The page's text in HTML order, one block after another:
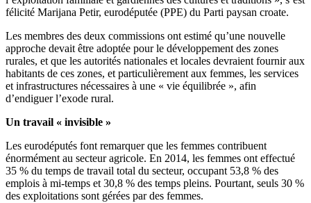
félicité Marijana Petir, eurodéputée (PPE) du Parti paysan croate.
Les membres des deux commissions ont estimé qu’une nouvelle
approche devait être adoptée pour le développement des zones
rurales, et que les autorités nationales et locales devraient fournir aux
habitants de ces zones, et particulièrement aux femmes, les services
et infrastructures nécessaires à une « vie équilibrée », afin
d’endiguer l’exode rural.
Un travail « invisible »
Les eurodéputés font remarquer que les femmes contribuent
énormément au secteur agricole. En 2014, les femmes ont effectué
35 % du temps de travail total du secteur, occupant 53,8 % des
emplois à mi-temps et 30,8 % des temps pleins. Pourtant, seuls 30 %
des exploitations sont gérées par des femmes.